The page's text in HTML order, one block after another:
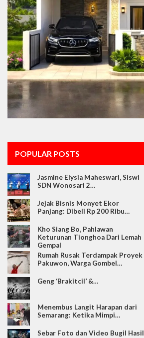
POPULAR POSTS
Jasmine Elysia Maheswari, Siswi
SDN Wonosari 2…
Jejak Bisnis Monyet Ekor
Panjang: Dibeli Rp 200 Ribu…
Kho Siang Bo, Pahlawan
Keturunan Tionghoa Dari Lemah
Gempal
Rumah Rusak Terdampak Proyek
Pakuwon, Warga Gombel…
Geng ‘Brakitcil’ &…
Menembus Langit Harapan dari
Semarang: Ketika Mimpi…
Sebar Foto dan Video Bugil Hasil